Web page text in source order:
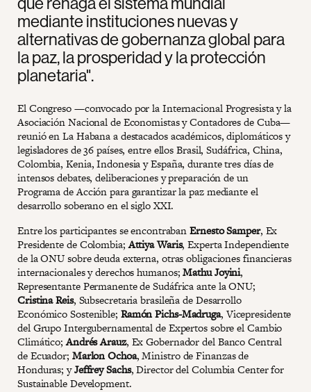
mediante instituciones nuevas y
alternativas de gobernanza global para
la paz, la prosperidad y la protección
planetaria".
El Congreso —convocado por la Internacional Progresista y la
Asociación Nacional de Economistas y Contadores de Cuba—
reunió en La Habana a destacados académicos, diplomáticos y
legisladores de 36 países, entre ellos Brasil, Sudáfrica, China,
Colombia, Kenia, Indonesia y España, durante tres días de
intensos debates, deliberaciones y preparación de un
Programa de Acción para garantizar la paz mediante el
desarrollo soberano en el siglo XXI.
Entre los participantes se encontrabanErnesto Samper, Ex
Presidente de Colombia;Attiya Waris, Experta Independiente
de la ONU sobre deuda externa, otras obligaciones financieras
internacionales y derechos humanos;Mathu Joyini,
Representante Permanente de Sudáfrica ante la ONU;
Cristina Reis, Subsecretaria brasileña de Desarrollo
Económico Sostenible; Ramón Pichs-Madruga, Vicepresidente
del Grupo Intergubernamental de Expertos sobre el Cambio
Climático;Andrés Arauz, Ex Gobernador del Banco Central
de Ecuador; Marlon Ochoa, Ministro de Finanzas de
Honduras; yJeffrey Sachs, Director del Columbia Center for
Sustainable Development.